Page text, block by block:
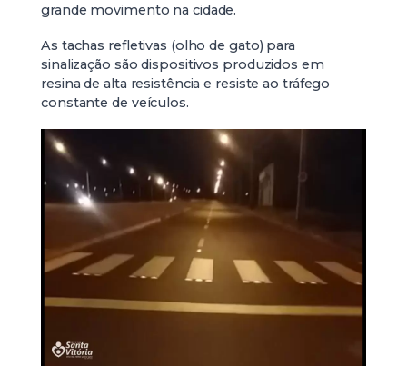
grande movimento na cidade.
As tachas refletivas (olho de gato) para
sinalização são dispositivos produzidos em
resina de alta resistência e resiste ao tráfego
constante de veículos.